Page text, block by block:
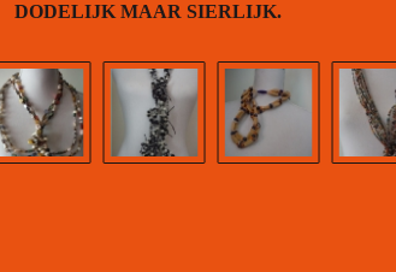
DODELIJK MAAR SIERLIJK.